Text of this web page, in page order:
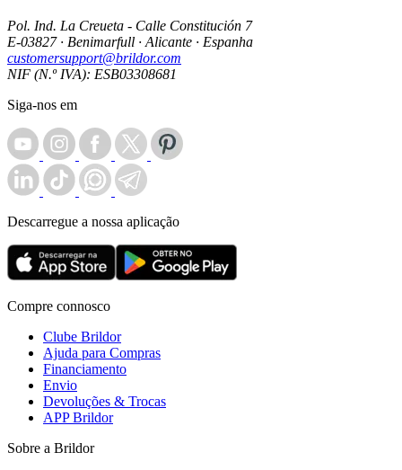
Pol. Ind. La Creueta - Calle Constitución 7
E-03827 · Benimarfull · Alicante · Espanha
customersupport@brildor.com
NIF (N.º IVA): ESB03308681
Siga-nos em
Descarregue a nossa aplicação
Compre connosco
Clube Brildor
Ajuda para Compras
Financiamento
Envio
Devoluções & Trocas
APP Brildor
Sobre a Brildor